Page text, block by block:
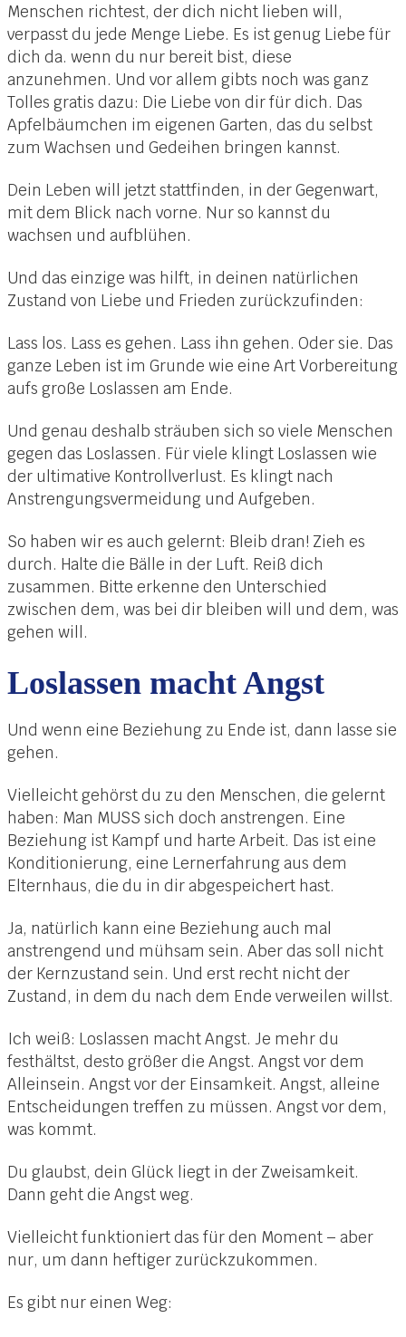
Menschen richtest, der dich nicht lieben will,
verpasst du jede Menge Liebe. Es ist genug Liebe für
dich da. wenn du nur bereit bist, diese
anzunehmen. Und vor allem gibts noch was ganz
Tolles gratis dazu: Die Liebe von dir für dich. Das
Apfelbäumchen im eigenen Garten, das du selbst
zum Wachsen und Gedeihen bringen kannst.
Dein Leben will jetzt stattfinden, in der Gegenwart,
mit dem Blick nach vorne. Nur so kannst du
wachsen und aufblühen.
Und das einzige was hilft, in deinen natürlichen
Zustand von Liebe und Frieden zurückzufinden:
Lass los. Lass es gehen. Lass ihn gehen. Oder sie. Das
ganze Leben ist im Grunde wie eine Art Vorbereitung
aufs große Loslassen am Ende.
Und genau deshalb sträuben sich so viele Menschen
gegen das Loslassen. Für viele klingt Loslassen wie
der ultimative Kontrollverlust. Es klingt nach
Anstrengungsvermeidung und Aufgeben.
So haben wir es auch gelernt: Bleib dran! Zieh es
durch. Halte die Bälle in der Luft. Reiß dich
zusammen. Bitte erkenne den Unterschied
zwischen dem, was bei dir bleiben will und dem, was
gehen will.
Loslassen macht Angst
Und wenn eine Beziehung zu Ende ist, dann lasse sie
gehen.
Vielleicht gehörst du zu den Menschen, die gelernt
haben: Man MUSS sich doch anstrengen. Eine
Beziehung ist Kampf und harte Arbeit. Das ist eine
Konditionierung, eine Lernerfahrung aus dem
Elternhaus, die du in dir abgespeichert hast.
Ja, natürlich kann eine Beziehung auch mal
anstrengend und mühsam sein. Aber das soll nicht
der Kernzustand sein. Und erst recht nicht der
Zustand, in dem du nach dem Ende verweilen willst.
Ich weiß: Loslassen macht Angst. Je mehr du
festhältst, desto größer die Angst. Angst vor dem
Alleinsein. Angst vor der Einsamkeit. Angst, alleine
Entscheidungen treffen zu müssen. Angst vor dem,
was kommt.
Du glaubst, dein Glück liegt in der Zweisamkeit.
Dann geht die Angst weg.
Vielleicht funktioniert das für den Moment – aber
nur, um dann heftiger zurückzukommen.
Es gibt nur einen Weg: